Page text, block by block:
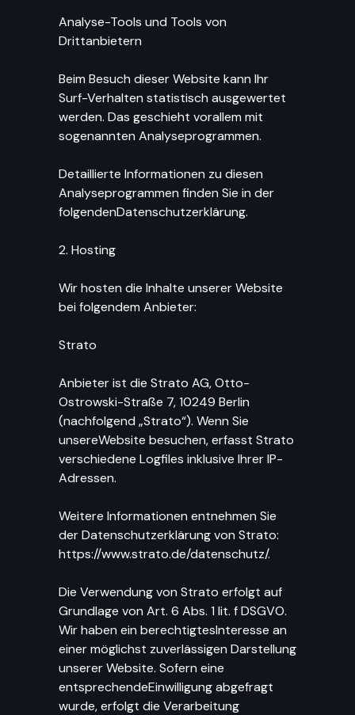
Analyse-Tools und Tools von
Drittanbietern
Beim Besuch dieser Website kann Ihr
Surf-Verhalten statistisch ausgewertet
werden. Das geschieht vorallem mit
sogenannten Analyseprogrammen.
Detaillierte Informationen zu diesen
Analyseprogrammen finden Sie in der
folgendenDatenschutzerklärung.
2. Hosting
Wir hosten die Inhalte unserer Website
bei folgendem Anbieter:
Strato
Anbieter ist die Strato AG, Otto-
Ostrowski-Straße 7, 10249 Berlin
(nachfolgend „Strato“). Wenn Sie
unsereWebsite besuchen, erfasst Strato
verschiedene Logfiles inklusive Ihrer IP-
Adressen.
Weitere Informationen entnehmen Sie
der Datenschutzerklärung von Strato:
https://www.strato.de/datenschutz/.
Die Verwendung von Strato erfolgt auf
Grundlage von Art. 6 Abs. 1 lit. f DSGVO.
Wir haben ein berechtigtesInteresse an
einer möglichst zuverlässigen Darstellung
unserer Website. Sofern eine
entsprechendeEinwilligung abgefragt
wurde, erfolgt die Verarbeitung